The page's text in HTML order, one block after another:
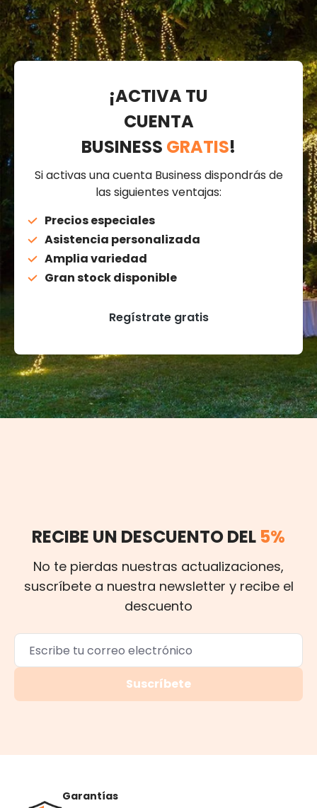
¡ACTIVA TU
CUENTA
BUSINESS GRATIS!
Si activas una cuenta Business dispondrás de
las siguientes ventajas:
Precios especiales
Asistencia personalizada
Amplia variedad
Gran stock disponible
Regístrate gratis
RECIBE UN DESCUENTO DEL 5%
No te pierdas nuestras actualizaciones,
suscríbete a nuestra newsletter y recibe el
descuento
Suscríbete
Garantías